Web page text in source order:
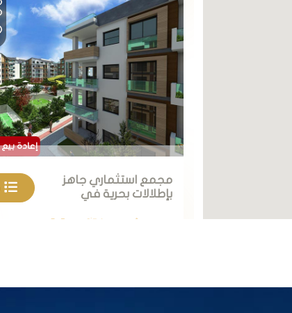
إعادة بيع
مجمع استثماري جاهز
بإطلالات بحرية في